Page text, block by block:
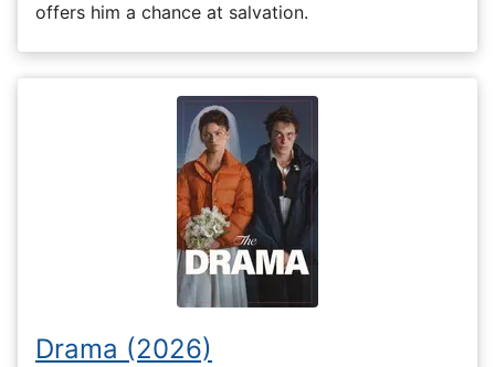
offers him a chance at salvation.
Drama (2026)